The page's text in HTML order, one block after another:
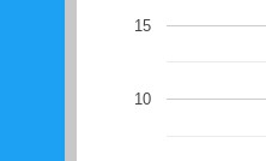
10
15